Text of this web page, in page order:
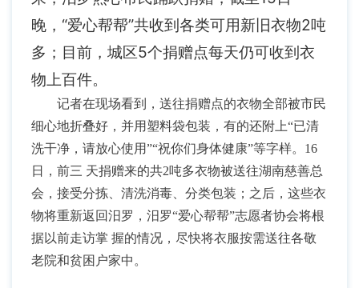
晚，“爱心帮帮”共收到各类可用新旧衣物2吨
多；目前，城区5个捐赠点每天仍可收到衣
物上百件。
记者在现场看到，送往捐赠点的衣物全部被市民
细心地折叠好，并用塑料袋包装，有的还附上“已清
洗干净，请放心使用”“祝你们身体健康”等字样。16
日，前三 天捐赠来的共2吨多衣物被送往湖南慈善总
会，接受分拣、清洗消毒、分类包装；之后，这些衣
物将重新返回汨罗，汨罗“爱心帮帮”志愿者协会将根
据以前走访掌 握的情况，尽快将衣服按需送往各敬
老院和贫困户家中。